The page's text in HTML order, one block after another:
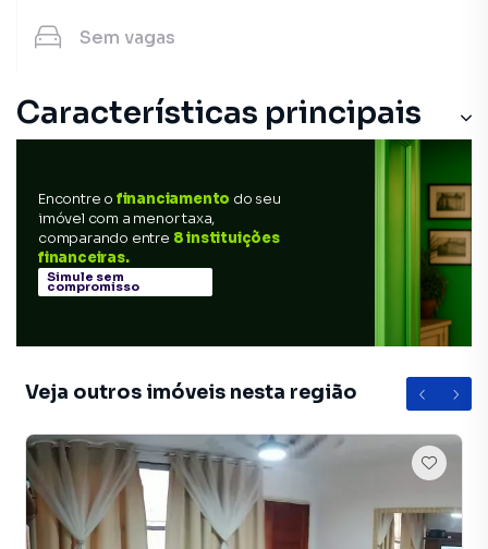
Sem vagas
Características principais
Encontre o financiamento do seu
imóvel com a menor taxa,
comparando entre 8 instituições
financeiras.
Simule sem
compromisso
Veja outros imóveis nesta região